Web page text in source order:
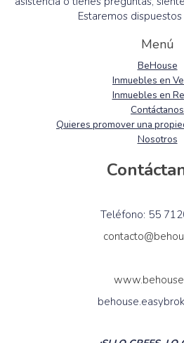
Estaremos
Menú
BeHouse
Inmuebles en
Inmuebles en
Contáctanos
Quieres promover una
Nosotros
Teléfono: 55